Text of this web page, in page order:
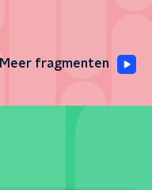
Meer fragmenten